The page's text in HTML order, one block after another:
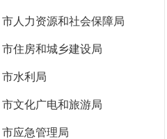
市人力资源和社会保障局
市住房和城乡建设局
市水利局
市文化广电和旅游局
市应急管理局